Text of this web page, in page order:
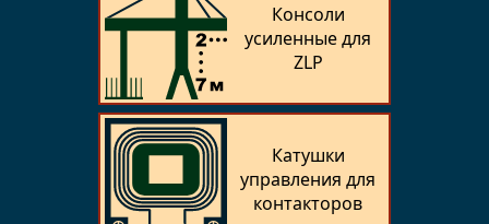
Консоли
усиленные для
ZLP
Катушки
управления для
контакторов